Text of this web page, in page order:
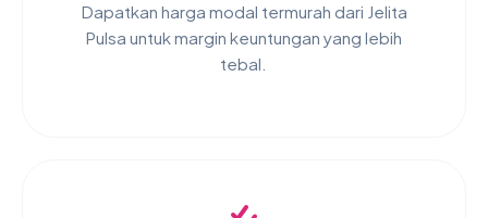
Dapatkan harga modal termurah dari Jelita
Pulsa untuk margin keuntungan yang lebih
tebal.